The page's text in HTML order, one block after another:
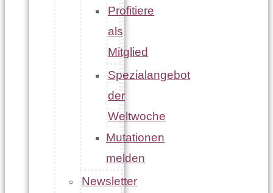
Profitiere
als
Mitglied
Spezialangebot
der
Weltwoche
Mutationen
melden
Newsletter